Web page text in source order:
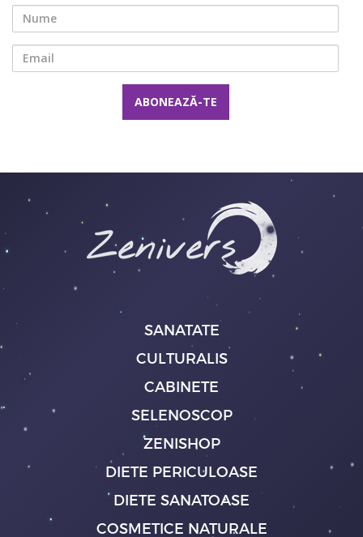
SANATATE
CULTURALIS
CABINETE
SELENOSCOP
ZENISHOP
DIETE PERICULOASE
DIETE SANATOASE
COSMETICE NATURALE